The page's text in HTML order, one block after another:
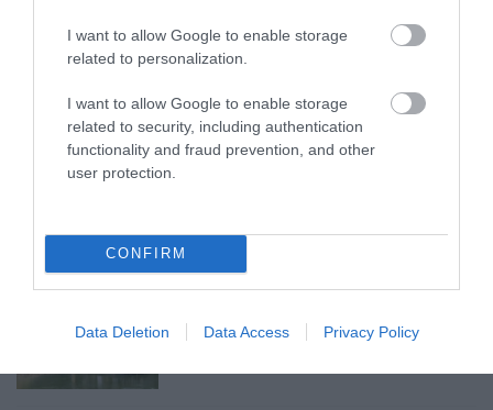
I want to allow Google to enable storage
related to personalization.
I want to allow Google to enable storage
related to security, including authentication
functionality and fraud prevention, and other
user protection.
CONFIRM
Data Deletion Data Access Privacy Policy
TATA ELBŰVÖLŐ LÁTVÁNYOSSÁGAI,
AMIKÉRT ÉRDEMES MEGNÉZNI
2026. augusztus 08|Promóció
2026. augusztus 07 |Mindenki ügye